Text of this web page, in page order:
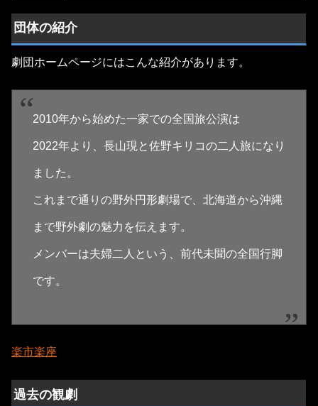
団体の紹介
劇団ホームページにはこんな紹介があります。
2010年から始めた一家での全国旅公演は
2022年より、長山現と佐野キリコの二人旅になり
ました。
これまで通りの野外円形劇場で、北海道から沖縄
まで野外劇の魅力を伝えます。
メンバーは夫婦二人という、前代未聞の全国行脚
です。
楽市楽座
過去の観劇